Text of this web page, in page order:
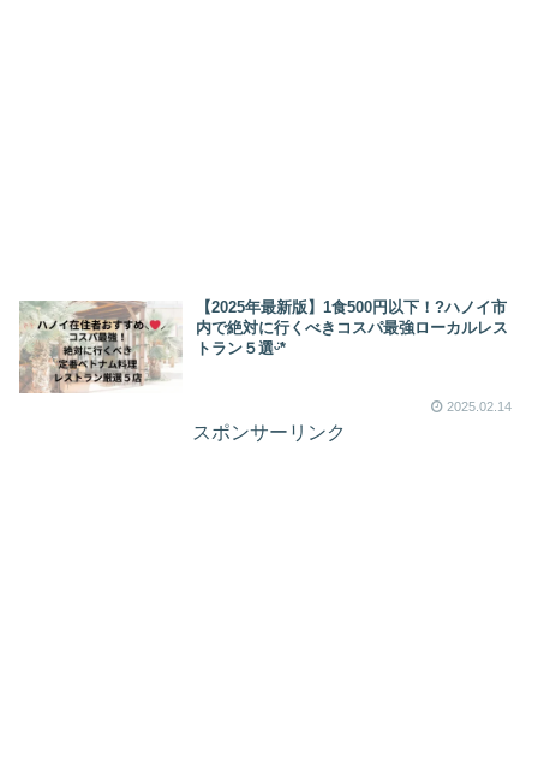
【2025年最新版】1食500円以下！?ハノイ市
内で絶対に行くべきコスパ最強ローカルレス
トラン５選ᵕ̈*
2025.02.14
スポンサーリンク